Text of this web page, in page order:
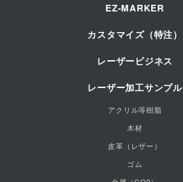
EZ-MARKER
カスタマイズ（特注）
レーザービジネス
レーザー加工サンプル
アクリル等樹脂
木材
皮革（レザー）
ゴム